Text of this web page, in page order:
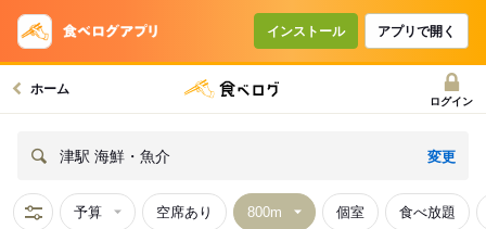
インストール アプリで開く
ホーム
ログイン
津駅 海鮮・魚介 変更
予算 空席あり 個室 食べ放題